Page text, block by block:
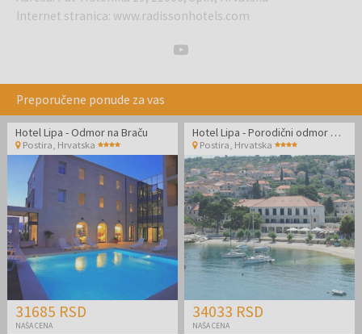
Internet stranica: www.radissonhotels.com
Preporučene ponude za vas
Hotel Lipa - Odmor na Braču
Postira Hrvatska
31685 RSD
NAŠA CENA
Hotel Lipa - Porodični odmor na Braču
Postira Hrvatska
34033 RSD
NAŠA CENA